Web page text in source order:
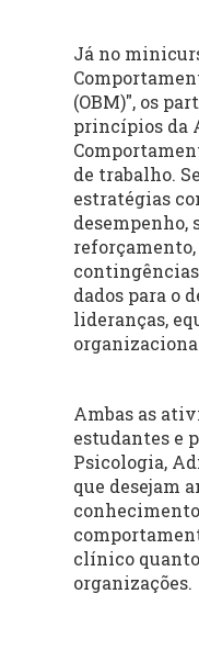
Já no
(OBM)", os
princípios da
de trabalho.
estratégias
desempenho,
contingências
dados para o
lideranças,
Ambas as
estudantes e
Psicologia,
que desejam
clínico quanto
organizações.